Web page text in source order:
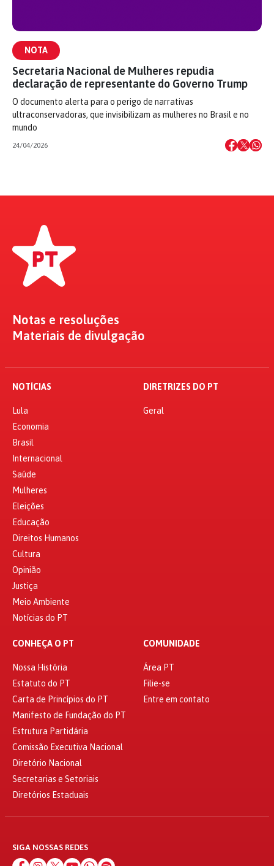
NOTA
Secretaria Nacional de Mulheres repudia
declaração de representante do Governo Trump
O documento alerta para o perigo de narrativas
ultraconservadoras, que invisibilizam as mulheres no Brasil e no
mundo
24/04/2026
Notas e resoluções
Materiais de divulgação
NOTÍCIAS
Lula
Economia
Brasil
Internacional
Saúde
Mulheres
Eleições
Educação
Direitos Humanos
Cultura
Opinião
Justiça
Meio Ambiente
Notícias do PT
DIRETRIZES DO PT
Geral
CONHEÇA O PT
Nossa História
Estatuto do PT
Carta de Princípios do PT
Manifesto de Fundação do PT
Estrutura Partidária
Comissão Executiva Nacional
Diretório Nacional
Secretarias e Setoriais
Diretórios Estaduais
COMUNIDADE
Área PT
Filie-se
Entre em contato
SIGA NOSSAS REDES